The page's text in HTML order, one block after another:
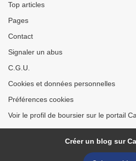
Top articles
Pages
Contact
Signaler un abus
C.G.U.
Cookies et données personnelles
Préférences cookies
Voir le profil de boursier sur le portail
Créer un blog sur